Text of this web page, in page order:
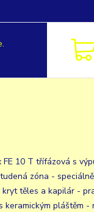
FE 10 T třífázová s
zóna -
těles a kapilár -
keramickým pláštěm